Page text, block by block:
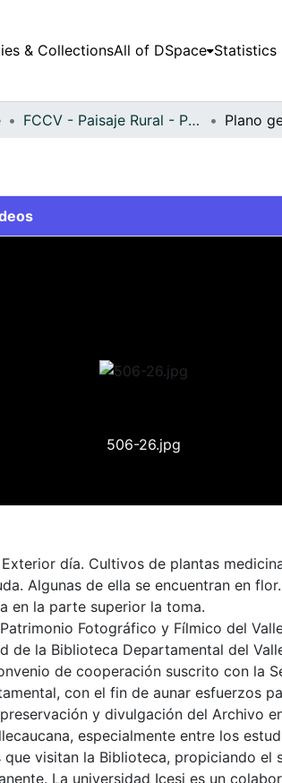
& CollectionsAll of DSpace Statistics
FCCV - Paisaje Rural - Patrimonial Plano
506-26.jpg
día. Cultivos de plantas
Algunas de ella se encuentran en
en la parte superior la toma.
Fotográfico y Fílmico del
de la Biblioteca Departamental del
de cooperación suscrito con la
con el fin de aunar esfuerzos
y divulgación del Archivo
especialmente entre los
que visitan la Biblioteca, propiciando el
La universidad Icesi es un